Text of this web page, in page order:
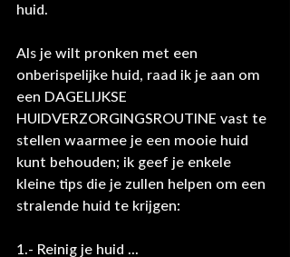
huid.
Als je wilt pronken met een
onberispelijke huid, raad ik je aan om
een ​​DAGELIJKSE
HUIDVERZORGINGSROUTINE vast te
stellen waarmee je een mooie huid
kunt behouden; ik geef je enkele
kleine tips die je zullen helpen om een ​​
stralende huid te krijgen:
1.- Reinig je huid ...